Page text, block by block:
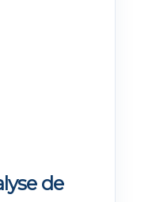
de